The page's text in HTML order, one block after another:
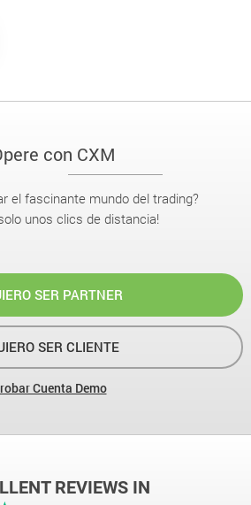
con CXM
el fascinante mundo del trading?
unos clics de distancia!
SER PARTNER
SER CLIENTE
Cuenta Demo
REVIEWS IN